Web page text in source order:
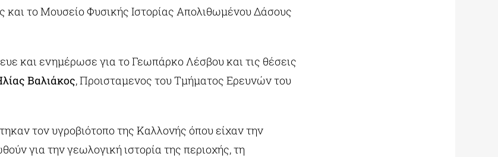
και το Μουσείο Φυσικής Ιστορίας Απολιθωμένου Δάσους
και ενημέρωσε για το Γεωπάρκο Λέσβου και τις θέσεις
Βαλιάκος, Προισταμενος του Τμήματος Ερευνών του
τον υγροβιότοπο της Καλλονής όπου είχαν την
για την γεωλογική ιστορία της περιοχής, τη